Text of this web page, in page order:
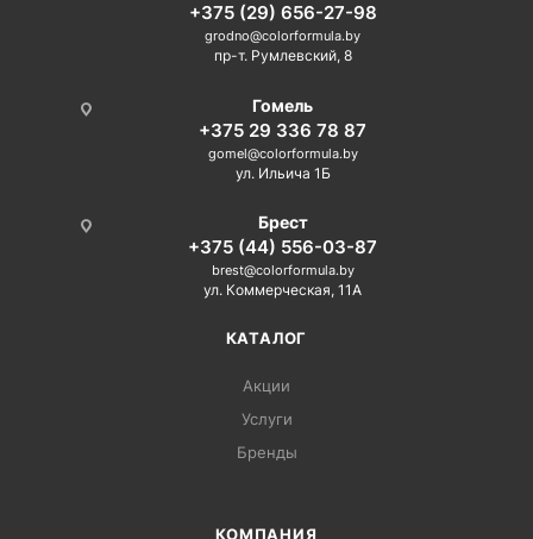
+375 (29) 656-27-98
grodno@colorformula.by
пр-т. Румлевский, 8
Гомель
+375 29 336 78 87
gomel@colorformula.by
ул. Ильича 1Б
Брест
+375 (44) 556-03-87
brest@colorformula.by
ул. Коммерческая, 11А
КАТАЛОГ
Акции
Услуги
Бренды
КОМПАНИЯ